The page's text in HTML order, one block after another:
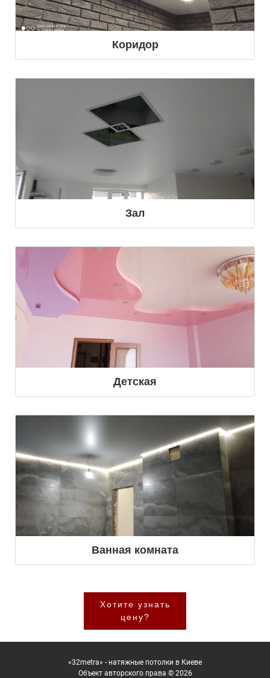
Коридор
Зал
Детская
Ванная комната
Хотите узнать
цену?
«32metra» - натяжные потолки в Киеве
Объект авторского права © 2026